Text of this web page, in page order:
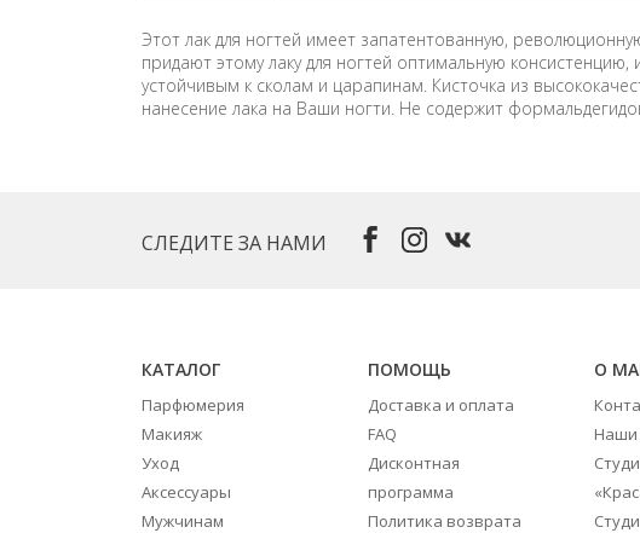
Этот лак для ногтей имеет запатентованную,
придают этому лаку для ногтей оптимальную
устойчивым к сколам и царапинам. Кисточка из
нанесение лака на Ваши ногти. Не содержит
СЛЕДИТЕ ЗА НАМИ
КАТАЛОГ
Парфюмерия
Макияж
Уход
Аксессуары
Мужчинам
ПОМОЩЬ
Доставка и оплата
FAQ
Дисконтная
программа
Политика возврата
О
Наши